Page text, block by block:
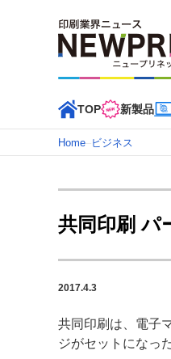
TOP 新製品
インデックス
TOP 新着記
カテゴリー一覧
新商品 新製品
特集記事カテゴ
特集・デジタル印刷
特集・デジタル印
Home–ビジネス
共同印刷 パ
2017.4.3
共同印刷は、電子
ジがセットになっ